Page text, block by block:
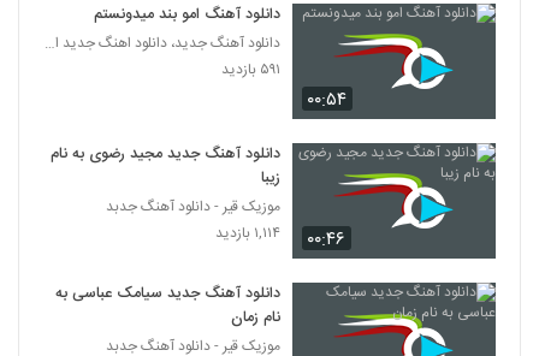
۰۰:۵۴
دانلود آهنگ امو بند میدونستم
دانلود آهنگ جدید، دانلود اهنگ جدید ایرانی
۵۹۱ بازدید
۰۰:۴۶
دانلود آهنگ جدید مجید رضوی به نام
زیبا
موزیک قیر - دانلود آهنگ جدبد
۱,۱۱۴ بازدید
دانلود آهنگ جدید سیامک عباسی به
نام زمان
موزیک قیر - دانلود آهنگ جدبد